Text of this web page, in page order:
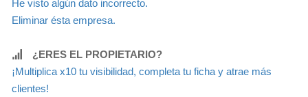
He visto algún dato incorrecto.
Eliminar ésta empresa.
¿ERES EL PROPIETARIO?
¡Multiplica x10 tu visibilidad, completa tu ficha y atrae más
clientes!